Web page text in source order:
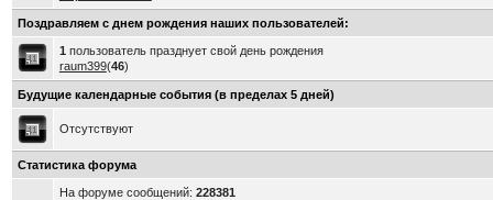
Поздравляем с днем рождения наших пользователей:
1 пользователь празднует свой день рождения
raum399(46)
Будущие календарные события (в пределах 5 дней)
Отсутствуют
Статистика форума
На форуме сообщений: 228381